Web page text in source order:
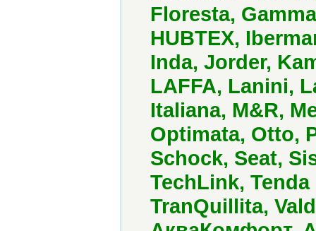
Floresta,
HUBTEX,
Inda, Jorder,
LAFFA, Lanini,
Italiana, M&R,
Optimata, Otto,
Schock, Seat,
TechLink,
TranQuillita,